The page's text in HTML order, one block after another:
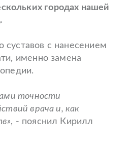
городах нашей
суставов с нанесением
именно замена
точности
врача и, как
, - пояснил Кирилл